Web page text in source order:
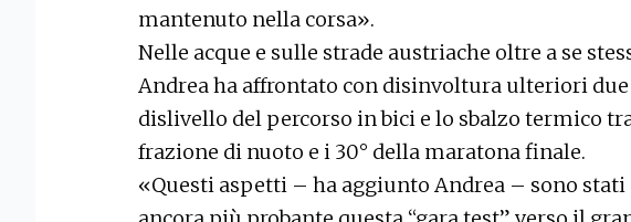
mantenuto nella corsa».
Nelle acque e sulle strade austriache oltre a se
Andrea ha affrontato con disinvoltura ulteriori
dislivello del percorso in bici e lo sbalzo termico
frazione di nuoto e i 30° della maratona finale.
«Questi aspetti – ha aggiunto Andrea – sono